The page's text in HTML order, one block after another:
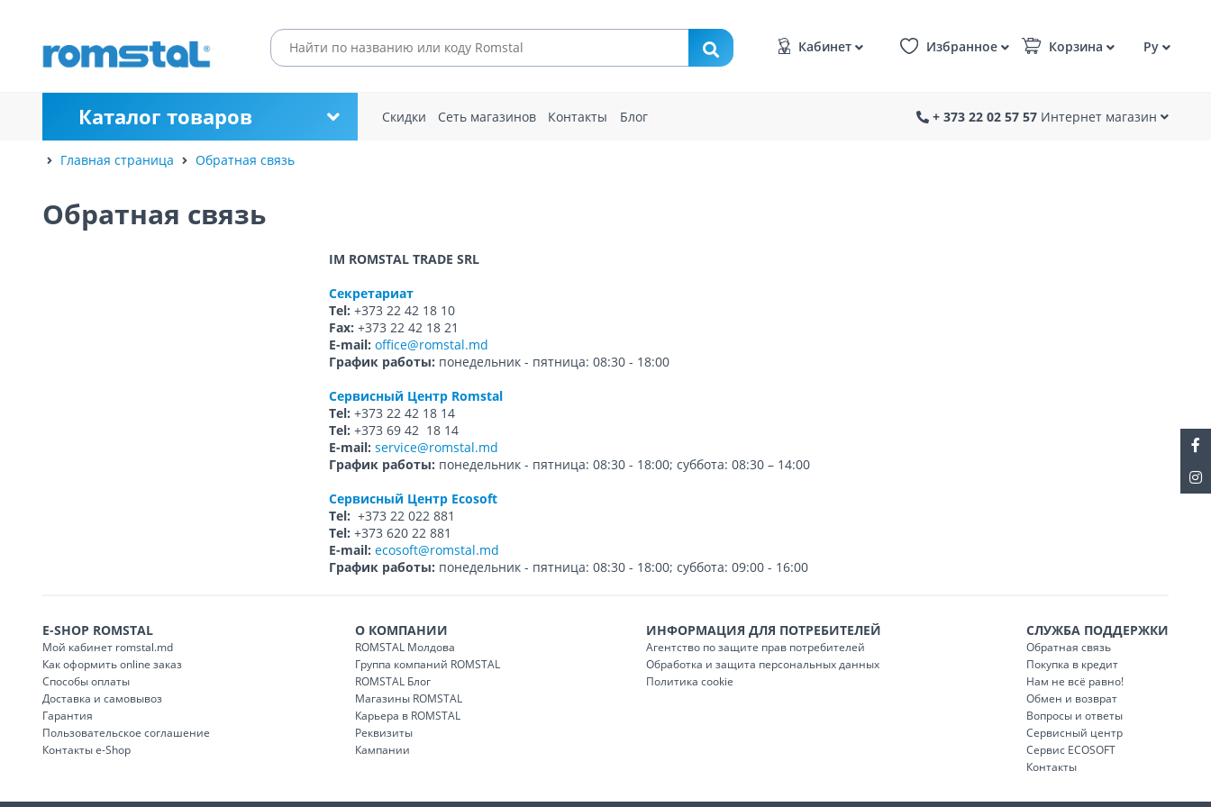
Кабинет Избранное Корзина Ру
Каталог товаров Скидки Сеть магазинов Контакты Блог + 373 22 02 57 57 Интернет магазин
Главная страница Обратная связь
Обратная связь
IM ROMSTAL TRADE SRL
Секретариат
Tel: +373 22 42 18 10
Fax: +373 22 42 18 21
E-mail: office@romstal.md
График работы: понедельник - пятница: 08:30 - 18:00
Сервисный Центр Romstal
Tel: +373 22 42 18 14
Tel: +373 69 42 18 14
E-mail: service@romstal.md
График работы: понедельник - пятница: 08:30 - 18:00; суббота: 08:30 – 14:00
Сервисный Центр Ecosoft
Tel: +373 22 022 881
Tel: +373 620 22 881
E-mail: ecosoft@romstal.md
График работы: понедельник - пятница: 08:30 - 18:00; суббота: 09:00 - 16:00
E-SHOP ROMSTAL
Мой кабинет romstal.md
Как оформить online заказ
Способы оплаты
Доставка и самовывоз
Гарантия
Пользовательское соглашение
Контакты e-Shop
О КОМПАНИИ
ROMSTAL Молдова
Группа компаний ROMSTAL
ROMSTAL Блог
Магазины ROMSTAL
Карьера в ROMSTAL
Реквизиты
Кампании
ИНФОРМАЦИЯ ДЛЯ ПОТРЕБИТЕЛЕЙ
Агентство по защите прав потребителей
Обработка и защита персональных данных
Политика cookie
СЛУЖБА ПОДДЕРЖКИ
Обратная связь
Покупка в кредит
Нам не всё равно!
Обмен и возврат
Вопросы и ответы
Сервисный центр
Сервис ECOSOFT
Контакты